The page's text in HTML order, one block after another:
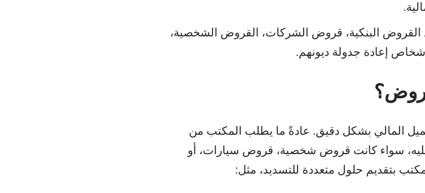
البنكية، قروض الشركات، القروض الشخصية،
إعادة جدولة ديونهم.
المالي بشكل دقيق. عادةً ما يطلب المكتب من
سواء كانت قروض شخصية، قروض سيارات، أو
بتقديم حلول متعددة للتسديد، مثل: